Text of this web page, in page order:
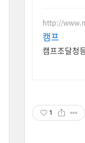
http://
캠프
캠프조달청
1